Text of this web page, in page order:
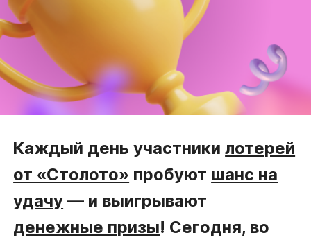
Каждый день участникилотерей
от «Столото» пробуют шанс на
удачу — и выигрывают
денежные призы! Сегодня, во